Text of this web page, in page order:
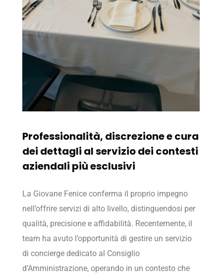
Professionalità, discrezione e cura
dei dettagli al servizio dei contesti
aziendali più esclusivi
La Giovane Fenice conferma il proprio impegno
nell’offrire servizi di alto livello, distinguendosi per
qualità, precisione e affidabilità. Recentemente, il
team ha avuto l’opportunità di gestire un servizio
di concierge dedicato al Consiglio
d’Amministrazione, operando in un contesto che